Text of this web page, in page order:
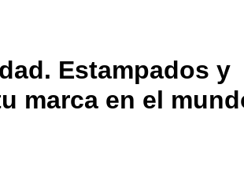
Estampados y
marca en el